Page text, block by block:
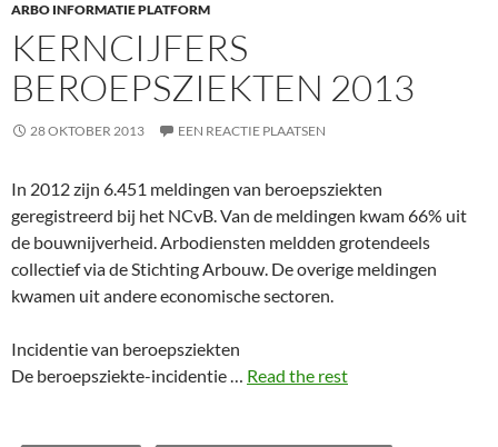
ARBO INFORMATIE PLATFORM
KERNCIJFERS
BEROEPSZIEKTEN 2013
28 OKTOBER 2013 EEN REACTIE PLAATSEN
In 2012 zijn 6.451 meldingen van beroepsziekten
geregistreerd bij het NCvB. Van de meldingen kwam 66% uit
de bouwnijverheid. Arbodiensten meldden grotendeels
collectief via de Stichting Arbouw. De overige meldingen
kwamen uit andere economische sectoren.
Incidentie van beroepsziekten
De beroepsziekte-incidentie … Read the rest